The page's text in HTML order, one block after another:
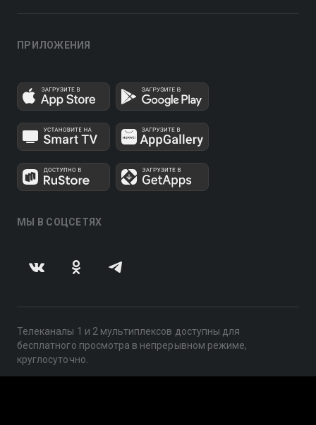
ПРИЛОЖЕНИЯ
МЫ В СОЦСЕТЯХ
Телеканалы 1 и 2 мультиплексов доступны для
бесплатного просмотра в непрерывном режиме,
круглосуточно.